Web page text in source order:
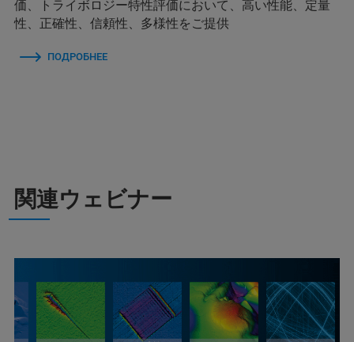
価、トライボロジー特性評価において、高い性能、定量
性、正確性、信頼性、多様性をご提供
ПОДРОБНЕЕ
関連ウェビナー